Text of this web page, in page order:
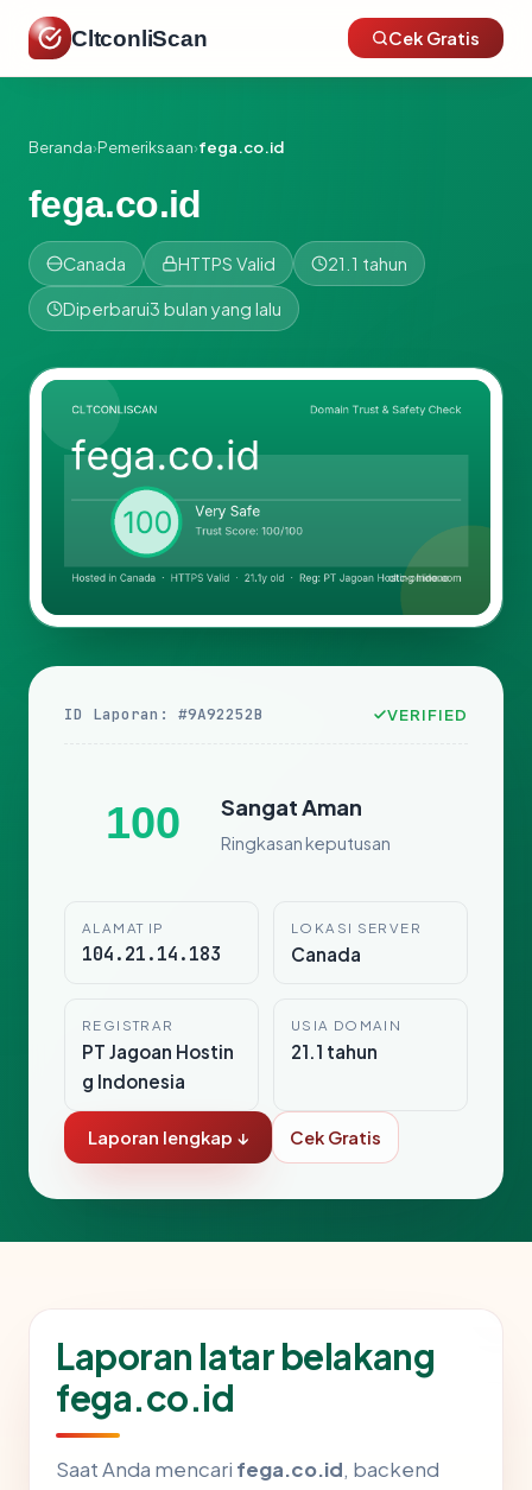
CltconliScan Cek Gratis
Beranda›Pemeriksaan›fega.co.id
fega.co.id
Canada HTTPS Valid 21.1 tahun
Diperbarui3 bulan yang lalu
ID Laporan: #9A92252B VERIFIED
100 Sangat Aman
Ringkasan keputusan
ALAMAT IP
104.21.14.183
LOKASI SERVER
Canada
REGISTRAR
PT Jagoan Hostin
g Indonesia
USIA DOMAIN
21.1 tahun
Laporan lengkap ↓ Cek Gratis
Laporan latar belakang
fega.co.id
Saat Anda mencari fega.co.id, backend